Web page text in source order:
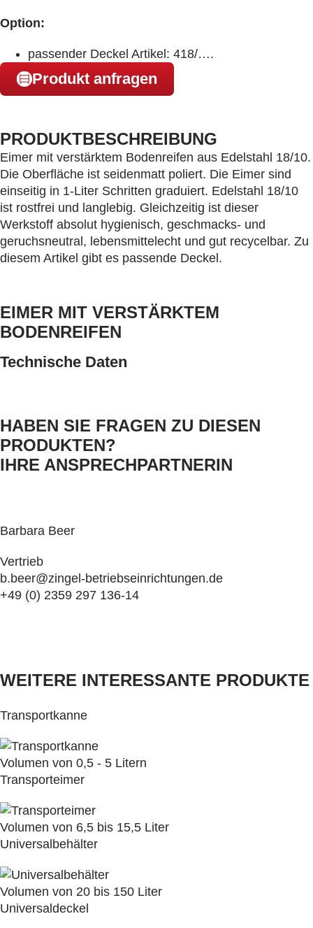
Option:
passender Deckel Artikel: 418/….
Produkt anfragen
PRODUKTBESCHREIBUNG
Eimer mit verstärktem Bodenreifen aus Edelstahl 18/10.
Die Oberfläche ist seidenmatt poliert. Die Eimer sind
einseitig in 1-Liter Schritten graduiert. Edelstahl 18/10
ist rostfrei und langlebig. Gleichzeitig ist dieser
Werkstoff absolut hygienisch, geschmacks- und
geruchsneutral, lebensmittelecht und gut recycelbar. Zu
diesem Artikel gibt es passende Deckel.
EIMER MIT VERSTÄRKTEM
BODENREIFEN
Technische Daten
HABEN SIE FRAGEN ZU DIESEN
PRODUKTEN?
IHRE ANSPRECHPARTNERIN
Barbara Beer
Vertrieb
b.beer@zingel-betriebseinrichtungen.de
+49 (0) 2359 297 136-14
WEITERE INTERESSANTE PRODUKTE
Transportkanne
Volumen von 0,5 - 5 Litern
Transporteimer
Volumen von 6,5 bis 15,5 Liter
Universalbehälter
Volumen von 20 bis 150 Liter
Universaldeckel